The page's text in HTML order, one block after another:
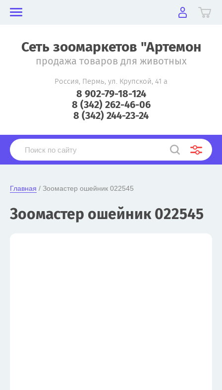
Сеть зоомаркетов "Артемон
продажа товаров для животных
Россия, Пермь, ул. Крупской, 41 а
8 902-79-18-124
8 (342) 262-46-06
8 (342) 244-23-24
Главная / Зоомастер ошейник 022545
Зоомастер ошейник 022545